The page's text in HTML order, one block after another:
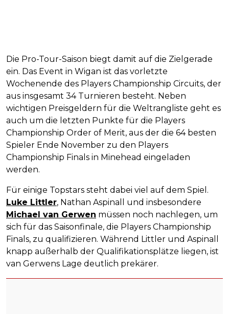
Die Pro-Tour-Saison biegt damit auf die Zielgerade
ein. Das Event in Wigan ist das vorletzte
Wochenende des Players Championship Circuits, der
aus insgesamt 34 Turnieren besteht. Neben
wichtigen Preisgeldern für die Weltrangliste geht es
auch um die letzten Punkte für die Players
Championship Order of Merit, aus der die 64 besten
Spieler Ende November zu den Players
Championship Finals in Minehead eingeladen
werden.
Für einige Topstars steht dabei viel auf dem Spiel.
Luke Littler, Nathan Aspinall und insbesondere
Michael van Gerwen müssen noch nachlegen, um
sich für das Saisonfinale, die Players Championship
Finals, zu qualifizieren. Während Littler und Aspinall
knapp außerhalb der Qualifikationsplätze liegen, ist
van Gerwens Lage deutlich prekärer.